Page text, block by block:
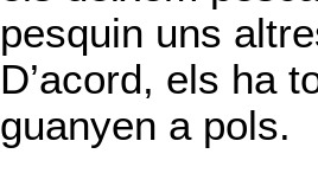
pesquin uns
D’acord, els ha
guanyen a pols.